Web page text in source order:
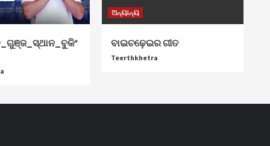
ଅନ୍ୟାନ୍ୟ
ବାଇଚଢ଼େଇର ଗୀତ
Teerthkhetra